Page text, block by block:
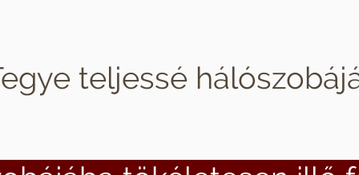
teljessé